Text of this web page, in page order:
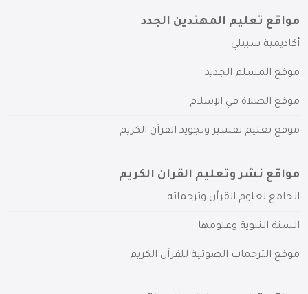
مواقع تعليم المهتدين الجدد
أكاديمية سبيلي
موقع المسلم الجديد
موقع الصلاة في الإسلام
موقع تعليم تفسير وتجويد القرآن الكريم
مواقع نشر وتعليم القرآن الكريم
الجامع لعلوم القرآن وترجماته
السنة النبوية وعلومها
موقع الترجمات الصوتية للقرآن الكريم